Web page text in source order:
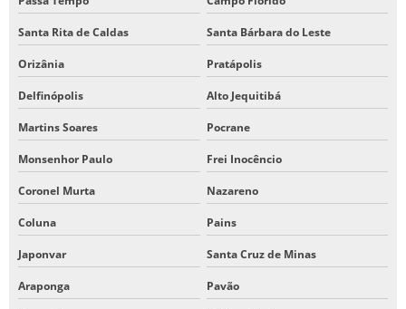
Santa Rita de Caldas Santa Bárbara do Leste
Orizânia Pratápolis
Delfinópolis Alto Jequitibá
Martins Soares Pocrane
Monsenhor Paulo Frei Inocêncio
Coronel Murta Nazareno
Coluna Pains
Japonvar Santa Cruz de Minas
Araponga Pavão